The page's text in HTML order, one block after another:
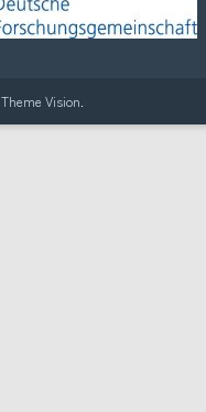
Theme Vision